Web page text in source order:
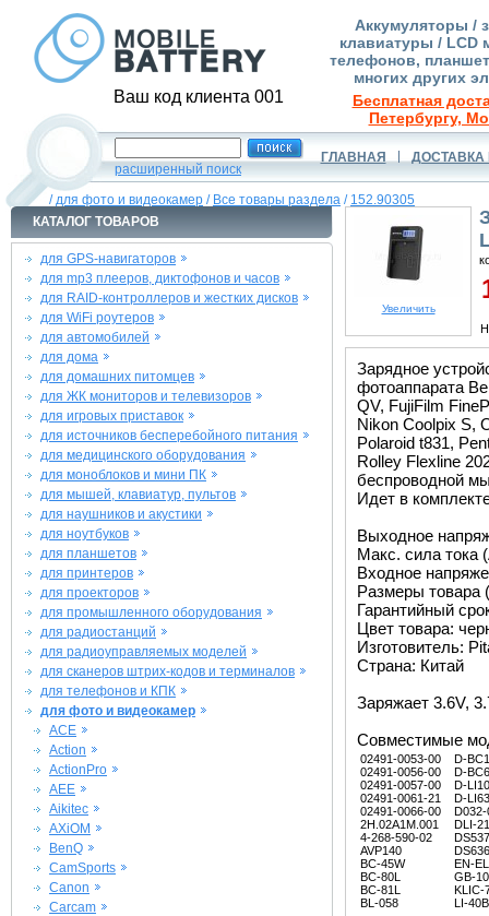
Ваш код клиента 001
Аккумуляторы /
клавиатуры / LCD
телефонов,
многих других
Бесплатная
Петербургу,
расширенный поиск
ГЛАВНАЯ ДОСТАВКА
/для фото и видеокамер / Все товары раздела / 152.90305
КАТАЛОГ ТОВАРОВ
для GPS-навигаторов
для mp3 плееров, диктофонов и часов
для RAID-контроллеров и жестких дисков
для WiFi роутеров
для автомобилей
для дома
для домашних питомцев
для ЖК мониторов и телевизоров
для игровых приставок
для источников бесперебойного питания
для медицинского оборудования
для моноблоков и мини ПК
для мышей, клавиатур, пультов
для наушников и акустики
для ноутбуков
для планшетов
для принтеров
для проекторов
для промышленного оборудования
для радиостанций
для радиоуправляемых моделей
для сканеров штрих-кодов и терминалов
для телефонов и КПК
для фото и видеокамер
ACE
Action
ActionPro
AEE
Aikitec
AXiOM
BenQ
CamSports
Canon
Carcam
Увеличить
Зарядное
фотоаппарата
QV, FujiFilm
Nikon Coolpix S,
Polaroid t831,
Rolley Flexline
беспроводной
Идет в
Выходное
Макс. сила тока
Входное
Размеры товара
Гарантийный
Цвет товара:
Изготовитель:
Страна: Китай
Заряжает 3.6V,
Совместимые
02491-0053-00
02491-0056-00
02491-0057-00
02491-0061-21
02491-0066-00
2H.02A1M.001
4-268-590-02
AVP140
BC-45W
BC-80L
BC-81L
BL-058
D-
D-
D-
D-LI63
D032-
DLI-
EN-
GB-10
KLIC-
LI-40B